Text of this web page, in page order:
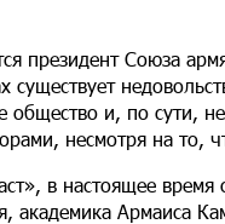
президент Союза
существует
общество и, по сути,
несмотря на то,
в настоящее время
академика Армаиса